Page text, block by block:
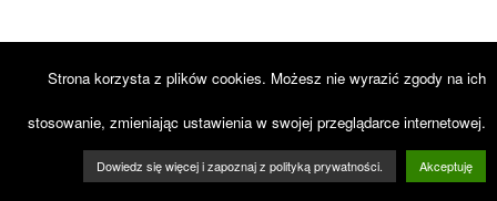
Strona korzysta z plików cookies. Możesz nie wyrazić zgody na ich
stosowanie, zmieniając ustawienia w swojej przeglądarce internetowej.
Dowiedz się więcej i zapoznaj z polityką prywatności. Akceptuję